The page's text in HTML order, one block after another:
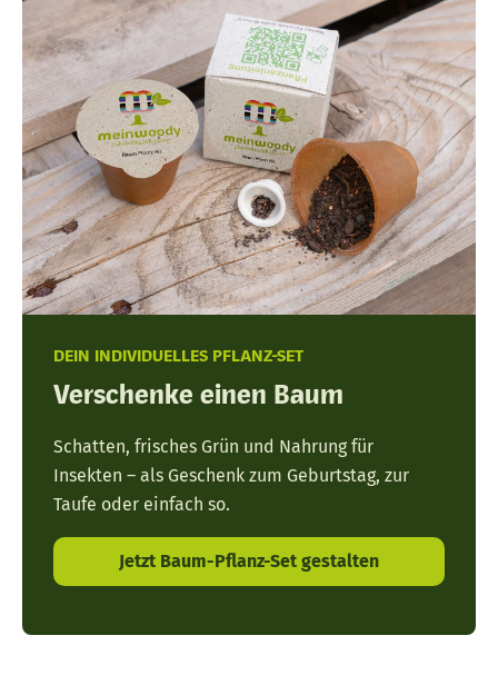
DEIN INDIVIDUELLES PFLANZ-SET
Verschenke einen Baum
Schatten, frisches Grün und Nahrung für
Insekten – als Geschenk zum Geburtstag, zur
Taufe oder einfach so.
Jetzt Baum-Pflanz-Set gestalten